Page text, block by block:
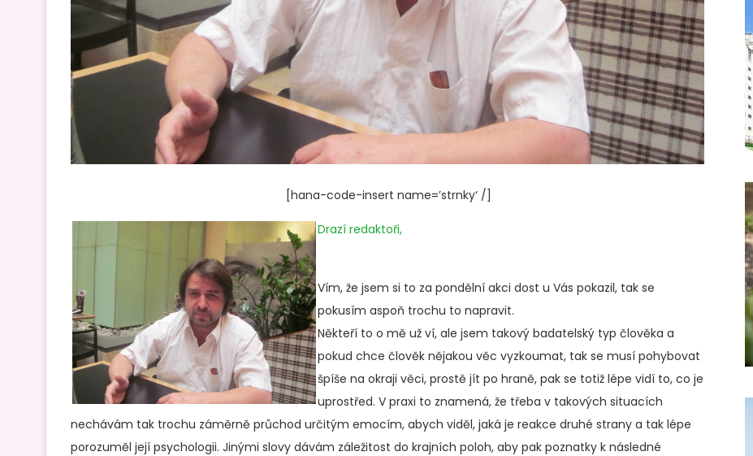
[hana-code-insert name=’strnky‘ /]
Drazí redaktoři,
Vím, že jsem si to za pondělní akci dost u Vás pokazil, tak se
pokusím aspoň trochu to napravit.
Někteří to o mě už ví, ale jsem takový badatelský typ člověka a
pokud chce člověk nějakou věc vyzkoumat, tak se musí pohybovat
špíše na okraji věci, prostě jít po hraně, pak se totiž lépe vidí to, co je
uprostřed. V praxi to znamená, že třeba v takových situacích
nechávám tak trochu záměrně průchod určitým emocím, abych viděl, jaká je reakce druhé strany a tak lépe
porozuměl její psychologii. Jinými slovy dávám záležitost do krajních poloh, aby pak poznatky k následné